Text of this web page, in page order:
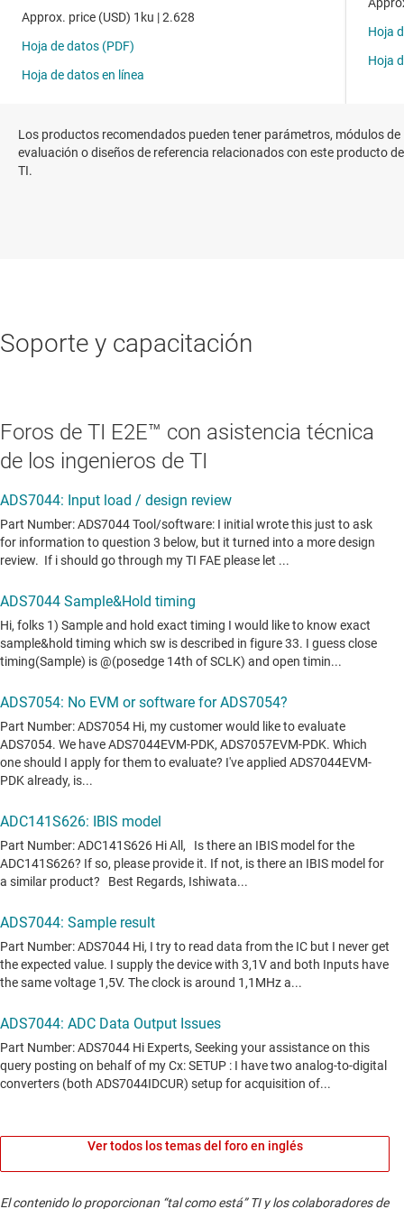
Los productos recomendados pueden tener parámetros, módulos de
evaluación o diseños de referencia relacionados con este producto de
TI.
Soporte y capacitación
Foros de TI E2E™ con asistencia técnica
de los ingenieros de TI
Ver todos los temas del foro en inglés
El contenido lo proporcionan “tal como está” TI y los colaboradores de